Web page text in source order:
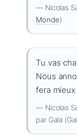
— Nicolas
Monde)
Tu vas
Nous
fera
— Nicolas
par Gala